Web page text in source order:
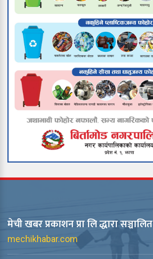
मेची खबर प्रकाशन प्रा लि द्धारा सञ्चालित
mechikhabar.com